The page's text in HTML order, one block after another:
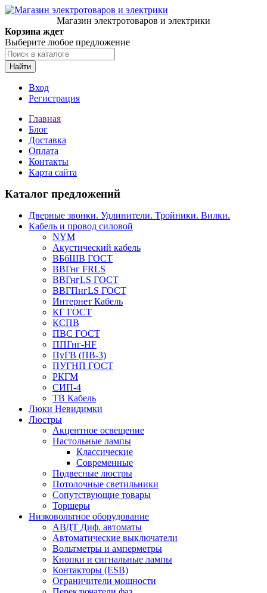
Магазин электротоваров и электрики
Корзина ждет
Выберите любое предложение
Найти
Вход
Регистрация
Главная
Блог
Доставка
Оплата
Контакты
Карта сайта
Каталог предложений
Дверные звонки. Удлинители. Тройники. Вилки.
Кабель и провод силовой
NYM
Акустический кабель
ВБбШВ ГОСТ
ВВГнг FRLS
ВВГнгLS ГОСТ
ВВГПнгLS ГОСТ
Интернет Кабель
КГ ГОСТ
КСПВ
ПВС ГОСТ
ППГнг-HF
ПуГВ (ПВ-3)
ПУГНП ГОСТ
РКГМ
СИП-4
ТВ Кабель
Люки Невидимки
Люстры
Акцентное освещение
Настольные лампы
Классические
Современные
Подвесные люстры
Потолочные светильники
Сопутствующие товары
Торшеры
Низковольтное оборудование
АВДT Диф. автоматы
Автоматические выключатели
Вольтметры и амперметры
Кнопки и сигнальные лампы
Контакторы (ESB)
Ограничители мощности